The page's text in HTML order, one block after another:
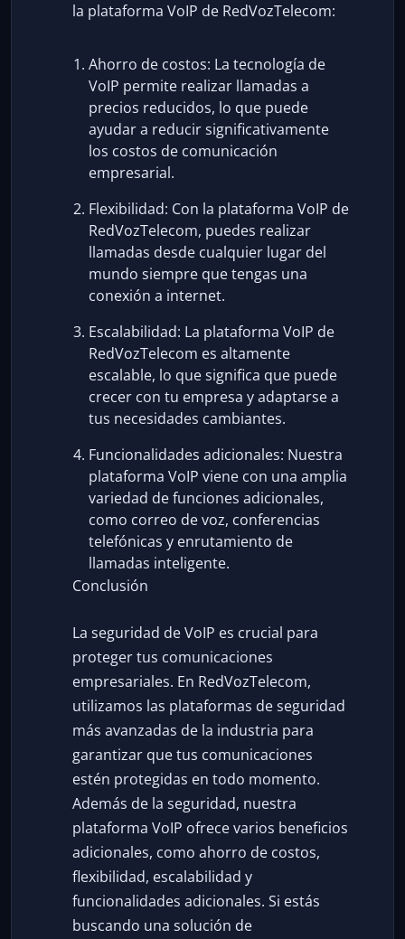
la plataforma VoIP de RedVozTelecom:
Ahorro de costos: La tecnología de
VoIP permite realizar llamadas a
precios reducidos, lo que puede
ayudar a reducir significativamente
los costos de comunicación
empresarial.
Flexibilidad: Con la plataforma VoIP de
RedVozTelecom, puedes realizar
llamadas desde cualquier lugar del
mundo siempre que tengas una
conexión a internet.
Escalabilidad: La plataforma VoIP de
RedVozTelecom es altamente
escalable, lo que significa que puede
crecer con tu empresa y adaptarse a
tus necesidades cambiantes.
Funcionalidades adicionales: Nuestra
plataforma VoIP viene con una amplia
variedad de funciones adicionales,
como correo de voz, conferencias
telefónicas y enrutamiento de
llamadas inteligente.
Conclusión
La seguridad de VoIP es crucial para
proteger tus comunicaciones
empresariales. En RedVozTelecom,
utilizamos las plataformas de seguridad
más avanzadas de la industria para
garantizar que tus comunicaciones
estén protegidas en todo momento.
Además de la seguridad, nuestra
plataforma VoIP ofrece varios beneficios
adicionales, como ahorro de costos,
flexibilidad, escalabilidad y
funcionalidades adicionales. Si estás
buscando una solución de